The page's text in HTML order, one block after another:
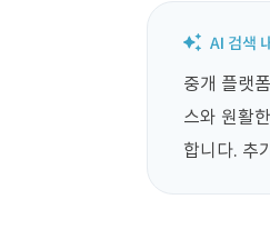
중개 플랫
스와 원활
합니다. 추